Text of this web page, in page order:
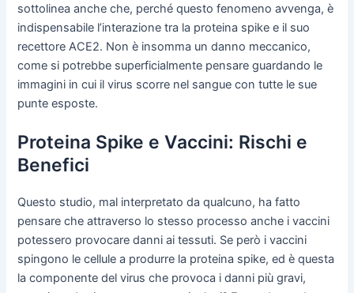
sottolinea anche che, perché questo fenomeno avvenga, è
indispensabile l’interazione tra la proteina spike e il suo
recettore ACE2. Non è insomma un danno meccanico,
come si potrebbe superficialmente pensare guardando le
immagini in cui il virus scorre nel sangue con tutte le sue
punte esposte.
Proteina Spike e Vaccini: Rischi e
Benefici
Questo studio, mal interpretato da qualcuno, ha fatto
pensare che attraverso lo stesso processo anche i vaccini
potessero provocare danni ai tessuti. Se però i vaccini
spingono le cellule a produrre la proteina spike, ed è questa
la componente del virus che provoca i danni più gravi,